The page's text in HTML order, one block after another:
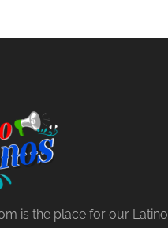
is the place for our Latino